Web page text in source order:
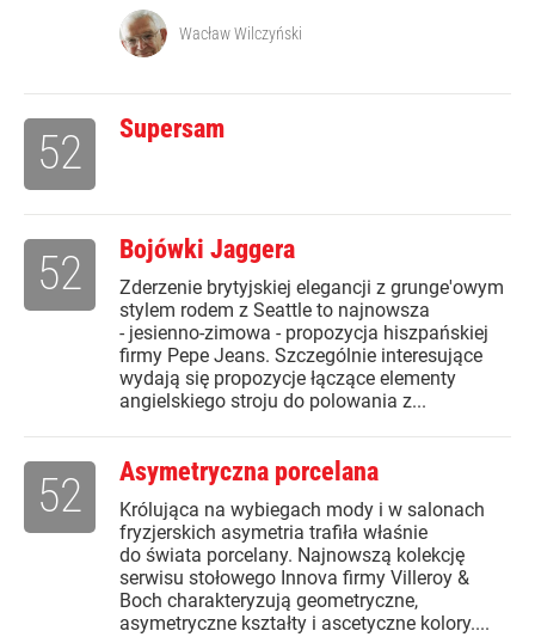
Wacław Wilczyński
Supersam
52
Bojówki Jaggera
Zderzenie brytyjskiej elegancji z grunge'owym
stylem rodem z Seattle to najnowsza
- jesienno-zimowa - propozycja hiszpańskiej
firmy Pepe Jeans. Szczególnie interesujące
wydają się propozycje łączące elementy
angielskiego stroju do polowania z...
52
Asymetryczna porcelana
Królująca na wybiegach mody i w salonach
fryzjerskich asymetria trafiła właśnie
do świata porcelany. Najnowszą kolekcję
serwisu stołowego Innova firmy Villeroy &
Boch charakteryzują geometryczne,
asymetryczne kształty i ascetyczne kolory....
52